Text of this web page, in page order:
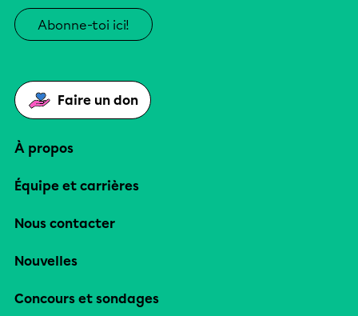
Abonne-toi ici!
Faire un don
À propos
Équipe et carrières
Nous contacter
Nouvelles
Concours et sondages